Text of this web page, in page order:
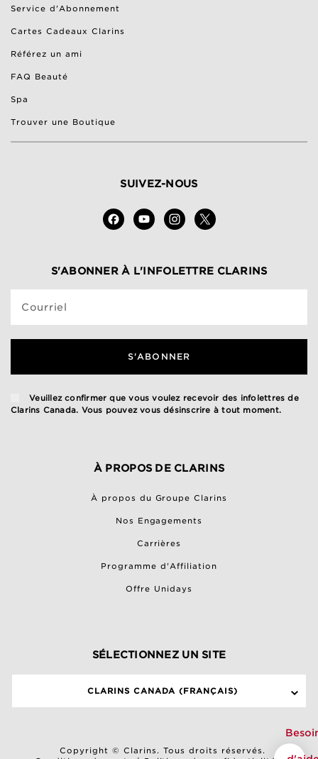
Service d'Abonnement
Cartes Cadeaux Clarins
Référez un ami
FAQ Beauté
Spa
Trouver une Boutique
SUIVEZ-NOUS
S'ABONNER À L'INFOLETTRE CLARINS
Courriel
S'ABONNER
Veuillez confirmer que vous voulez recevoir des infolettres de
Clarins Canada. Vous pouvez vous désinscrire à tout moment.
À PROPOS DE CLARINS
À propos du Groupe Clarins
Nos Engagements
Carrières
Programme d'Affiliation
Offre Unidays
SÉLECTIONNEZ UN SITE
CLARINS CANADA (FRANÇAIS)
Copyright © Clarins. Tous droits réservés.